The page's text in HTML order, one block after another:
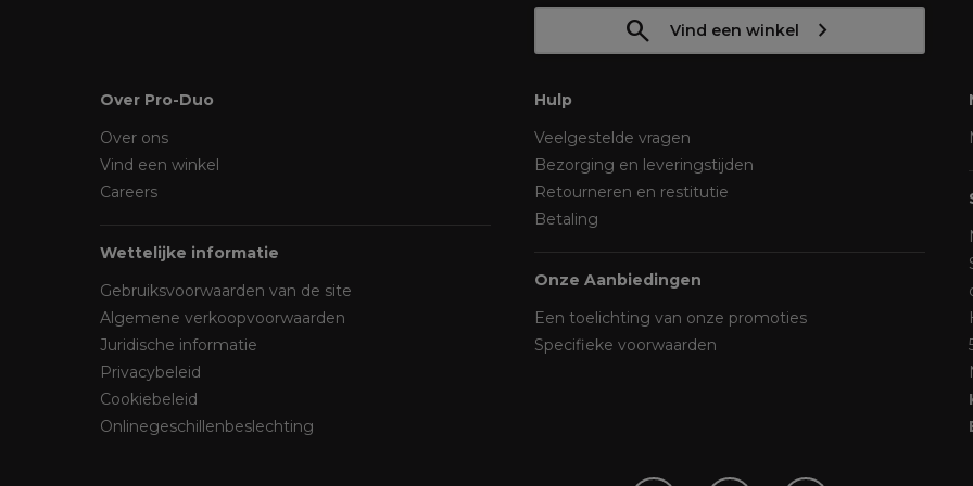
Vind een winkel
Over Pro-Duo
Over ons
Vind een winkel
Careers
Wettelijke informatie
Gebruiksvoorwaarden van de site
Algemene verkoopvoorwaarden
Juridische informatie
Privacybeleid
Cookiebeleid
Onlinegeschillenbeslechting
Hulp
Veelgestelde vragen
Bezorging en leveringstijden
Retourneren en restitutie
Betaling
Onze Aanbiedingen
Een toelichting van onze promoties
Specifieke voorwaarden